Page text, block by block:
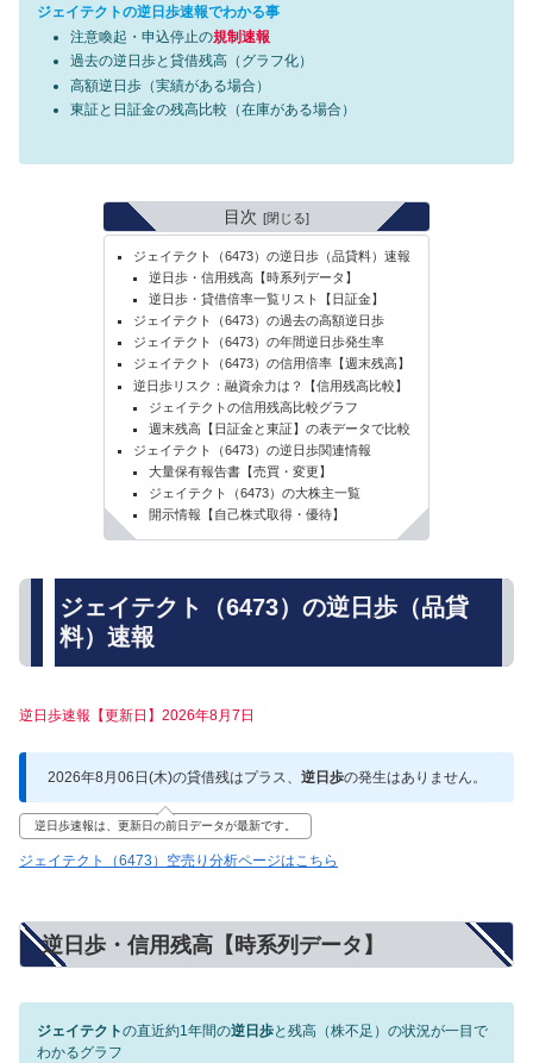
ジェイテクトの逆日歩速報でわかる事
注意喚起・申込停止の規制速報
過去の逆日歩と貸借残高（グラフ化）
高額逆日歩（実績がある場合）
東証と日証金の残高比較（在庫がある場合）
目次
ジェイテクト（6473）の逆日歩（品貸料）速報
逆日歩・信用残高【時系列データ】
逆日歩・貸借倍率一覧リスト【日証金】
ジェイテクト（6473）の過去の高額逆日歩
ジェイテクト（6473）の年間逆日歩発生率
ジェイテクト（6473）の信用倍率【週末残高】
逆日歩リスク：融資余力は？【信用残高比較】
ジェイテクトの信用残高比較グラフ
週末残高【日証金と東証】の表データで比較
ジェイテクト（6473）の逆日歩関連情報
大量保有報告書【売買・変更】
ジェイテクト（6473）の大株主一覧
開示情報【自己株式取得・優待】
ジェイテクト（6473）の逆日歩（品貸
料）速報
逆日歩速報【更新日】2026年8月7日
2026年8月06日(木)の貸借残はプラス、 逆日歩の発生はありません。
逆日歩速報は、更新日の前日データが最新です。
ジェイテクト（6473）空売り分析ページはこちら
逆日歩・信用残高【時系列データ】
ジェイテクトの直近約1年間の逆日歩と残高（株不足）の状況が一目で
わかるグラフ